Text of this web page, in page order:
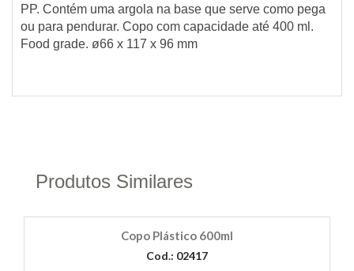
PP. Contém uma argola na base que serve como pega
ou para pendurar. Copo com capacidade até 400 ml.
Food grade. ø66 x 117 x 96 mm
Produtos Similares
Copo Plástico 600ml
Cod.: 02417